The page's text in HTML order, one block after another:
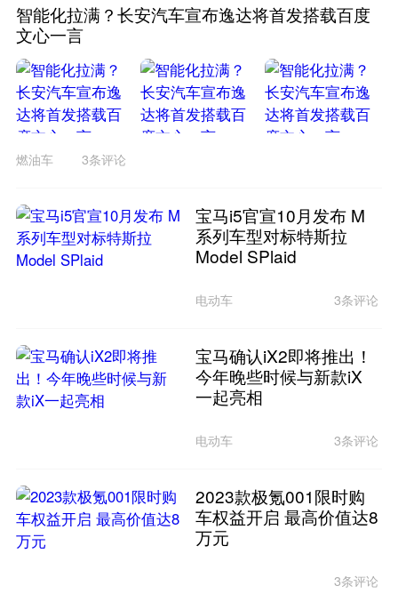
智能化拉满？长安汽车宣布逸达将首发搭载百度
文心一言
燃油车 3条评论
宝马i5官宣10月发布 M
系列车型对标特斯拉
Model SPlaid
电动车 3条评论
宝马确认iX2即将推出！
今年晚些时候与新款iX
一起亮相
电动车 3条评论
2023款极氪001限时购
车权益开启 最高价值达8
万元
3条评论